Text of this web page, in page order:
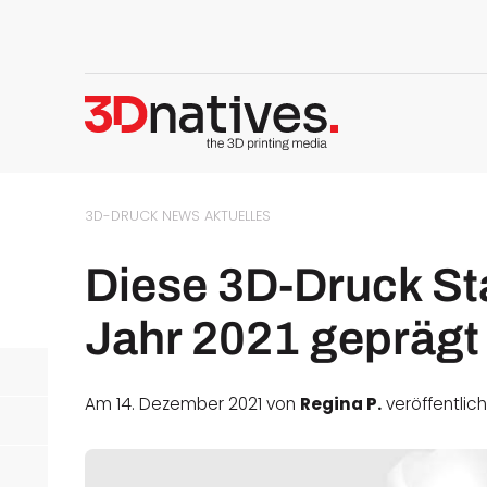
3D-DRUCK NEWS AKTUELLES
Diese 3D-Druck
Jahr 2021 geprägt
Am 14. Dezember 2021 von Regina P.